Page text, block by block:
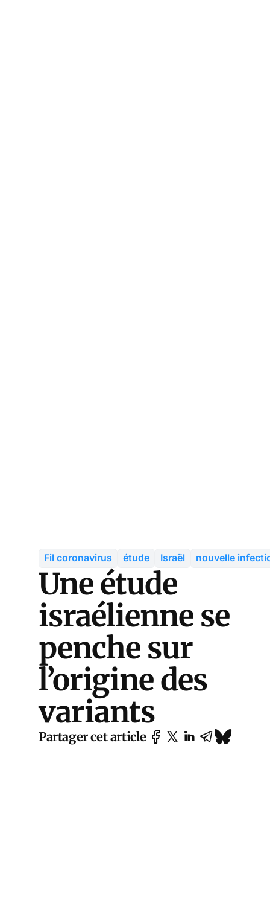
Fil coronavirus étude Israël nouvelle
Une étude
israélienne se
penche sur
l’origine des
variants
Partager cet article